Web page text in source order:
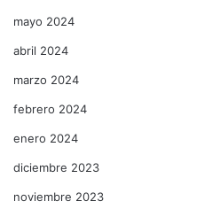
mayo 2024
abril 2024
marzo 2024
febrero 2024
enero 2024
diciembre 2023
noviembre 2023